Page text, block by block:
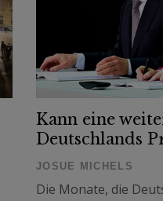
Kann eine
Deutschlands
JOSUE MICHELS
Die Monate, die